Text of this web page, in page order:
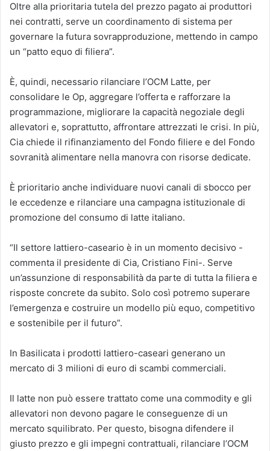
Oltre alla prioritaria tutela del prezzo pagato ai produttori
nei contratti, serve un coordinamento di sistema per
governare la futura sovrapproduzione, mettendo in campo
un “patto equo di filiera”.
È, quindi, necessario rilanciare l’OCM Latte, per
consolidare le Op, aggregare l’offerta e rafforzare la
programmazione, migliorare la capacità negoziale degli
allevatori e, soprattutto, affrontare attrezzati le crisi. In più,
Cia chiede il rifinanziamento del Fondo filiere e del Fondo
sovranità alimentare nella manovra con risorse dedicate.
È prioritario anche individuare nuovi canali di sbocco per
le eccedenze e rilanciare una campagna istituzionale di
promozione del consumo di latte italiano.
“Il settore lattiero-caseario è in un momento decisivo -
commenta il presidente di Cia, Cristiano Fini-. Serve
un’assunzione di responsabilità da parte di tutta la filiera e
risposte concrete da subito. Solo così potremo superare
l’emergenza e costruire un modello più equo, competitivo
e sostenibile per il futuro”.
In Basilicata i prodotti lattiero-caseari generano un
mercato di 3 milioni di euro di scambi commerciali.
Il latte non può essere trattato come una commodity e gli
allevatori non devono pagare le conseguenze di un
mercato squilibrato. Per questo, bisogna difendere il
giusto prezzo e gli impegni contrattuali, rilanciare l’OCM